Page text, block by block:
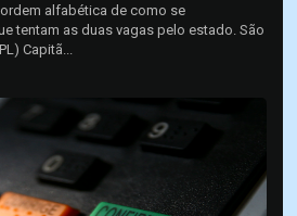
alfabética de como se
tentam as duas vagas pelo estado. São
Capitã...